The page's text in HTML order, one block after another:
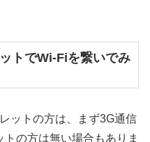
トでWi-Fiを繋いでみ
ットの方は、まず3G通信
の方は無い場合もありま